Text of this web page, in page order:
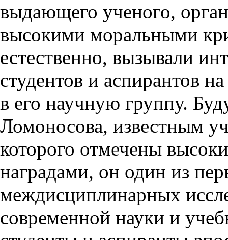
выдающего ученого,
высокими моральными
естественно, вызывали
студентов и аспирантов
в его научную группу.
Ломоносова, известным
которого отмечены
наградами, он один из
междисциплинарных
современной науки и